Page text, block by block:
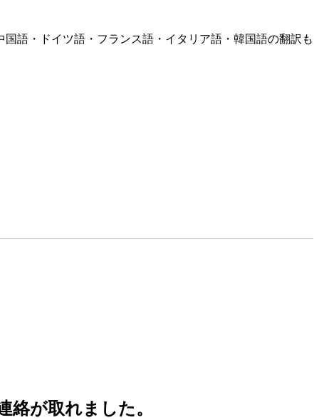
語・ドイツ語・フランス語・イタリア語・韓国語の翻訳も
が取れました。